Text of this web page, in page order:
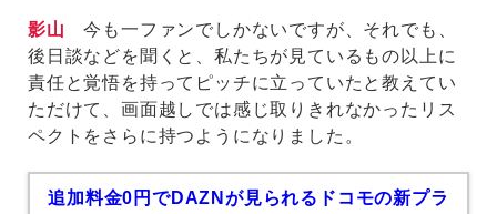
影山今も一ファンでしかないですが、それでも、
後日談などを聞くと、私たちが見ているもの以上に
責任と覚悟を持ってピッチに立っていたと教えてい
ただけて、画面越しでは感じ取りきれなかったリス
ペクトをさらに持つようになりました。
追加料金0円でDAZNが見られるドコモの新プラ